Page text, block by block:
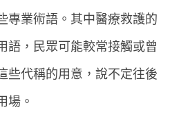
專業術語。其中醫療救護的
語，民眾可能較常接觸或曾
些代稱的用意，說不定往後
場。